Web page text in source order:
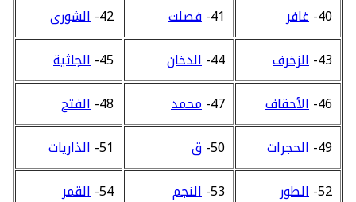
40- غافر 41- فصلت 42- الشورى
43- الزخرف 44- الدخان 45- الجاثية
46- الأحقاف 47- محمد 48- الفتح
49- الحجرات 50- ق 51- الذاريات
52- الطور 53- النجم 54- القمر